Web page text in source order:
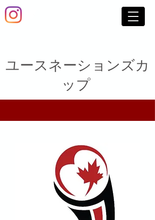
ユースネーションズカ
ップ